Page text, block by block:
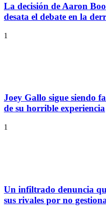
La decisión de Aaron
desata el debate en la
1
Joey Gallo sigue siendo
de su horrible experiencia
1
Un infiltrado denuncia
sus rivales por no